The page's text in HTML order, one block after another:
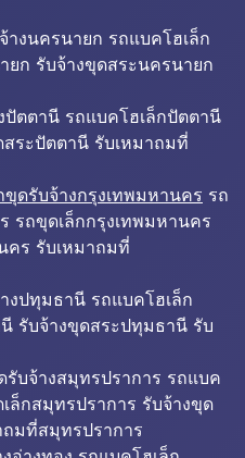
งนครนายก รถแบคโฮเล็ก
ก รับจ้างขุดสระนครนายก
ตตานี รถแบคโฮเล็กปัตตานี
ระปัตตานี รับเหมาถมที่
ขุดรับจ้างกรุงเทพมหานคร รถ
รถขุดเล็กกรุงเทพมหานคร
คร รับเหมาถมที่
งปทุมธานี รถแบคโฮเล็ก
รับจ้างขุดสระปทุมธานี รับ
บจ้างสมุทรปราการ รถแบค
ล็กสมุทรปราการ รับจ้างขุด
ถมที่สมุทรปราการ